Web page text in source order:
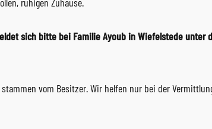
sich bitte bei Familie Ayoub in Wiefelstede unter
stammen vom Besitzer. Wir helfen nur bei der